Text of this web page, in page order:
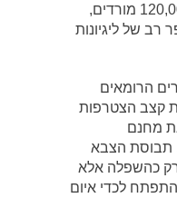
המורדים והגיע לשיא של 120,000 מורדים,
של ליגיונות
הרומאים
קצב הצטרפות
מחנם
תבוסת הצבא
כהשפלה אלא
לכדי איום